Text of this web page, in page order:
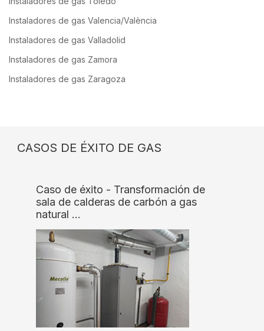
Instaladores de gas Valencia/València
Instaladores de gas Valladolid
Instaladores de gas Zamora
Instaladores de gas Zaragoza
CASOS DE ÉXITO DE GAS
Caso de éxito - Transformación de
sala de calderas de carbón a gas
natural …